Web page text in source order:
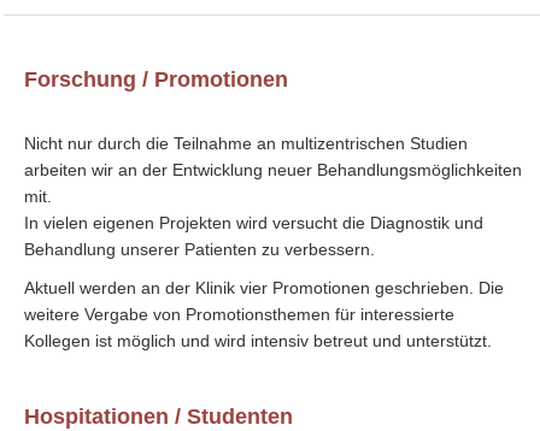
Forschung / Promotionen
Nicht nur durch die Teilnahme an multizentrischen Studien
arbeiten wir an der Entwicklung neuer Behandlungsmöglichkeiten
mit.
In vielen eigenen Projekten wird versucht die Diagnostik und
Behandlung unserer Patienten zu verbessern.
Aktuell werden an der Klinik vier Promotionen geschrieben. Die
weitere Vergabe von Promotionsthemen für interessierte
Kollegen ist möglich und wird intensiv betreut und unterstützt.
Hospitationen / Studenten